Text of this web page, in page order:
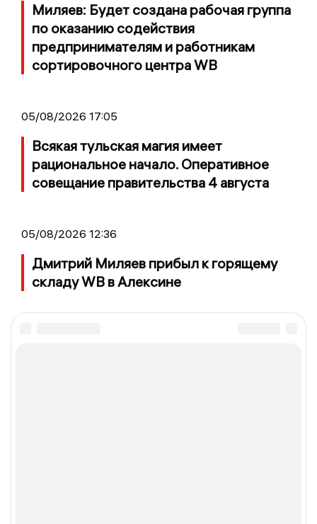
Миляев: Будет создана рабочая группа
по оказанию содействия
предпринимателям и работникам
сортировочного центра WB
05/08/2026 17:05
Всякая тульская магия имеет
рациональное начало. Оперативное
совещание правительства 4 августа
05/08/2026 12:36
Дмитрий Миляев прибыл к горящему
складу WB в Алексине